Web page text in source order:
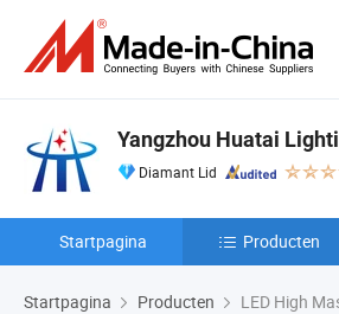
Yangzhou Huatai
Diamant Lid
Startpagina Producten
Startpagina Producten LED High